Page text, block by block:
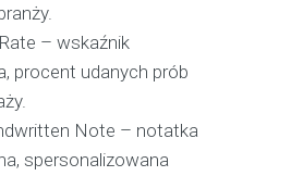
– wskaźnik
procent udanych prób
Note – notatka
spersonalizowana